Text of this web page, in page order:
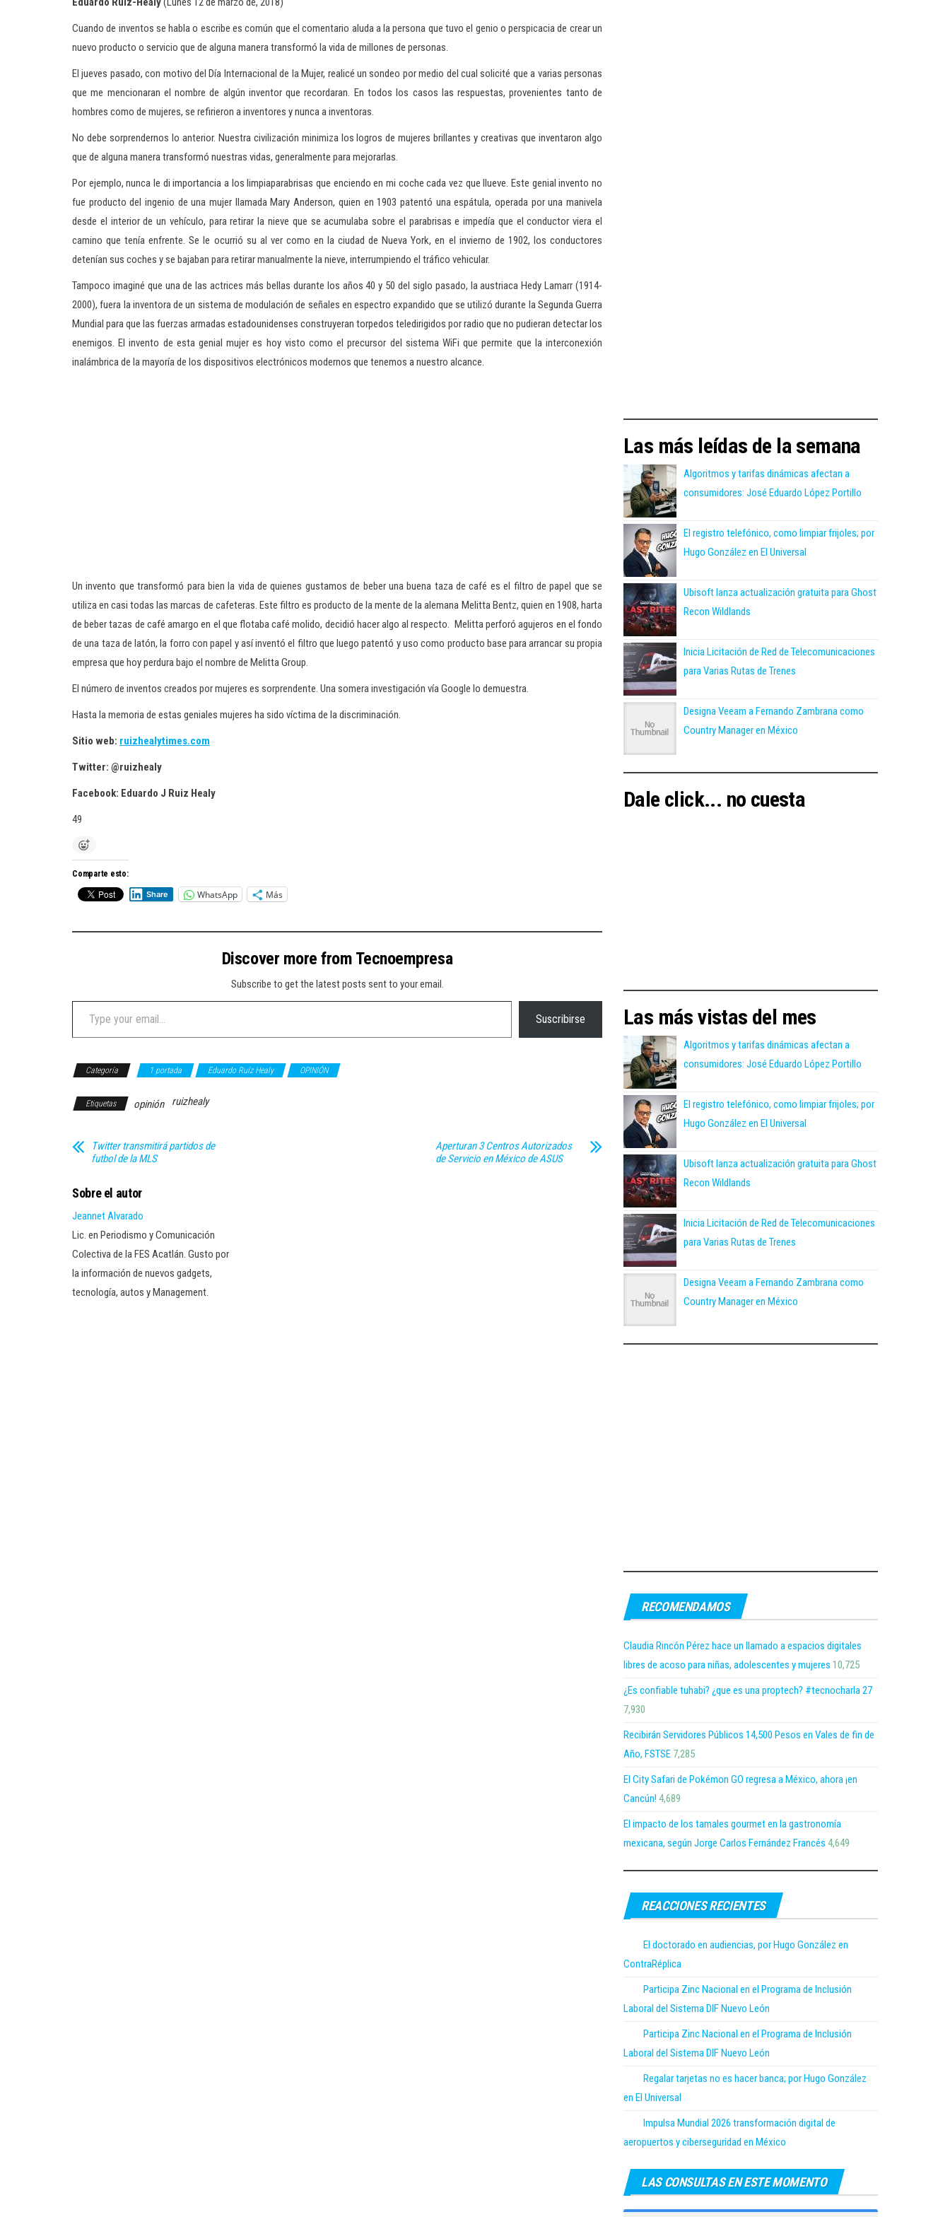
Cuando de inventos se habla o escribe es común que el comentario aluda a la persona que tuvo el genio o perspicacia de crear un
nuevo producto o servicio que de alguna manera transformó la vida de millones de personas.
El jueves pasado, con motivo del Día Internacional de la Mujer, realicé un sondeo por medio del cual solicité que a varias personas
que me mencionaran el nombre de algún inventor que recordaran. En todos los casos las respuestas, provenientes tanto de
hombres como de mujeres, se refirieron a inventores y nunca a inventoras.
No debe sorprendernos lo anterior. Nuestra civilización minimiza los logros de mujeres brillantes y creativas que inventaron algo
que de alguna manera transformó nuestras vidas, generalmente para mejorarlas.
Por ejemplo, nunca le di importancia a los limpiaparabrisas que enciendo en mi coche cada vez que llueve. Este genial invento no
fue producto del ingenio de una mujer llamada Mary Anderson, quien en 1903 patentó una espátula, operada por una manivela
desde el interior de un vehículo, para retirar la nieve que se acumulaba sobre el parabrisas e impedía que el conductor viera el
camino que tenía enfrente. Se le ocurrió su al ver como en la ciudad de Nueva York, en el invierno de 1902, los conductores
detenían sus coches y se bajaban para retirar manualmente la nieve, interrumpiendo el tráfico vehicular.
Tampoco imaginé que una de las actrices más bellas durante los años 40 y 50 del siglo pasado, la austriaca Hedy Lamarr (1914-
2000), fuera la inventora de un sistema de modulación de señales en espectro expandido que se utilizó durante la Segunda Guerra
Mundial para que las fuerzas armadas estadounidenses construyeran torpedos teledirigidos por radio que no pudieran detectar los
enemigos. El invento de esta genial mujer es hoy visto como el precursor del sistema WiFi que permite que la interconexión
inalámbrica de la mayoría de los dispositivos electrónicos modernos que tenemos a nuestro alcance.
Un invento que transformó para bien la vida de quienes gustamos de beber una buena taza de café es el filtro de papel que se
utiliza en casi todas las marcas de cafeteras. Este filtro es producto de la mente de la alemana Melitta Bentz, quien en 1908, harta
de beber tazas de café amargo en el que flotaba café molido, decidió hacer algo al respecto. Melitta perforó agujeros en el fondo
de una taza de latón, la forro con papel y así inventó el filtro que luego patentó y uso como producto base para arrancar su propia
empresa que hoy perdura bajo el nombre de Melitta Group.
El número de inventos creados por mujeres es sorprendente. Una somera investigación vía Google lo demuestra.
Hasta la memoria de estas geniales mujeres ha sido víctima de la discriminación.
Sitio web: ruizhealytimes.com
Twitter: @ruizhealy
Facebook: Eduardo J Ruiz Healy
49
Comparte esto:
Share WhatsApp Más
Discover more from Tecnoempresa
Subscribe to get the latest posts sent to your email.
Type your email…
Suscribirse
Categoría 1 portada Eduardo Ruíz Healy OPINIÓN
Etiquetas opinión ruizhealy
Twitter transmitirá partidos de
futbol de la MLS
Aperturan 3 Centros Autorizados
de Servicio en México de ASUS
Sobre el autor
Jeannet Alvarado
Lic. en Periodismo y Comunicación
Colectiva de la FES Acatlán. Gusto por
la información de nuevos gadgets,
tecnología, autos y Management.
Las más leídas de la semana
Algoritmos y tarifas dinámicas afectan a
consumidores: José Eduardo López Portillo
El registro telefónico, como limpiar frijoles; por
Hugo González en El Universal
Ubisoft lanza actualización gratuita para Ghost
Recon Wildlands
Inicia Licitación de Red de Telecomunicaciones
para Varias Rutas de Trenes
Designa Veeam a Fernando Zambrana como
Country Manager en México
Dale click... no cuesta
Las más vistas del mes
Algoritmos y tarifas dinámicas afectan a
consumidores: José Eduardo López Portillo
El registro telefónico, como limpiar frijoles; por
Hugo González en El Universal
Ubisoft lanza actualización gratuita para Ghost
Recon Wildlands
Inicia Licitación de Red de Telecomunicaciones
para Varias Rutas de Trenes
Designa Veeam a Fernando Zambrana como
Country Manager en México
RECOMENDAMOS
Claudia Rincón Pérez hace un llamado a espacios digitales
libres de acoso para niñas, adolescentes y mujeres 10,725
¿Es confiable tuhabi? ¿que es una proptech? #tecnocharla 27
7,930
Recibirán Servidores Públicos 14,500 Pesos en Vales de fin de
Año, FSTSE 7,285
El City Safari de Pokémon GO regresa a México, ahora ¡en
Cancún! 4,689
El impacto de los tamales gourmet en la gastronomía
mexicana, según Jorge Carlos Fernández Francés 4,649
REACCIONES RECIENTES
El doctorado en audiencias, por Hugo González en
ContraRéplica
Participa Zinc Nacional en el Programa de Inclusión
Laboral del Sistema DIF Nuevo León
Participa Zinc Nacional en el Programa de Inclusión
Laboral del Sistema DIF Nuevo León
Regalar tarjetas no es hacer banca; por Hugo González
en El Universal
Impulsa Mundial 2026 transformación digital de
aeropuertos y ciberseguridad en México
LAS CONSULTAS EN ESTE MOMENTO